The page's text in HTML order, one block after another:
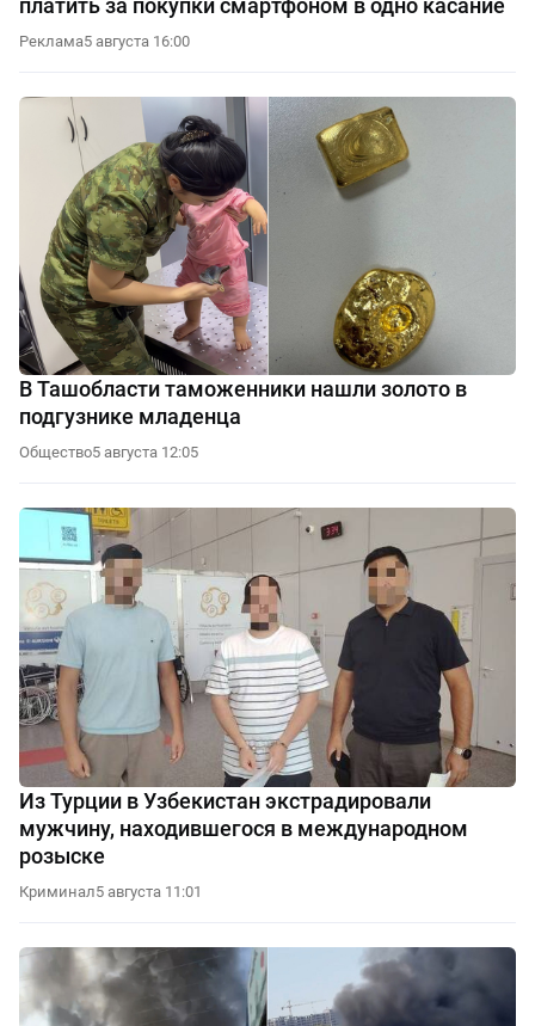
Реклама5 августа 16:00
В Ташобласти таможенники нашли золото в
подгузнике младенца
Общество5 августа 12:05
Из Турции в Узбекистан экстрадировали
мужчину, находившегося в международном
розыске
Криминал5 августа 11:01